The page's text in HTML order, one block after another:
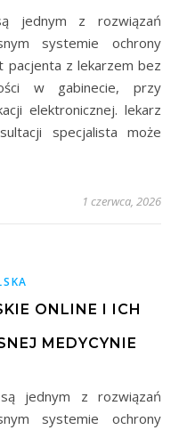
systemie ochrony
pacjenta z lekarzem bez
w gabinecie, przy
elektronicznej. lekarz
specjalista może
1 czerwca, 2026
ONLINE I ICH
MEDYCYNIE
systemie ochrony